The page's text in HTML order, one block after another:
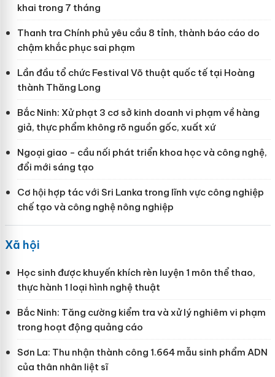
khai trong 7 tháng
Thanh tra Chính phủ yêu cầu 8 tỉnh, thành báo cáo do
chậm khắc phục sai phạm
Lần đầu tổ chức Festival Võ thuật quốc tế tại Hoàng
thành Thăng Long
Bắc Ninh: Xử phạt 3 cơ sở kinh doanh vi phạm về hàng
giả, thực phẩm không rõ nguồn gốc, xuất xứ
Ngoại giao - cầu nối phát triển khoa học và công nghệ,
đổi mới sáng tạo
Cơ hội hợp tác với Sri Lanka trong lĩnh vực công nghiệp
chế tạo và công nghệ nông nghiệp
Xã hội
Học sinh được khuyến khích rèn luyện 1 môn thể thao,
thực hành 1 loại hình nghệ thuật
Bắc Ninh: Tăng cường kiểm tra và xử lý nghiêm vi phạm
trong hoạt động quảng cáo
Sơn La: Thu nhận thành công 1.664 mẫu sinh phẩm ADN
của thân nhân liệt sĩ